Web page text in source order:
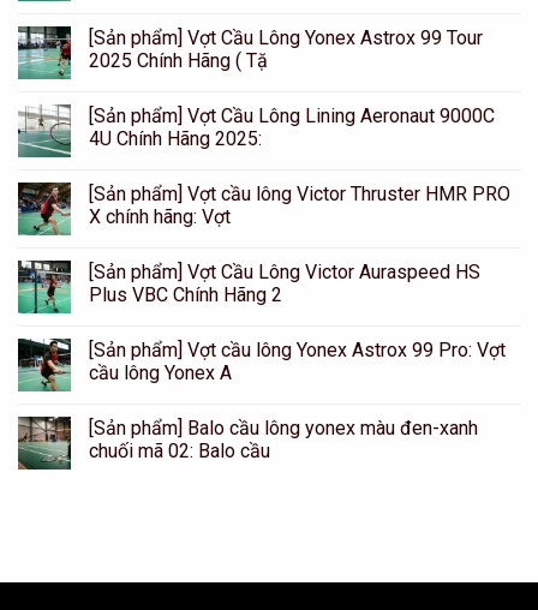
[Sản phẩm] Vợt Cầu Lông Yonex Astrox 99 Tour
2025 Chính Hãng ( Tặ
[Sản phẩm] Vợt Cầu Lông Lining Aeronaut 9000C
4U Chính Hãng 2025:
[Sản phẩm] Vợt cầu lông Victor Thruster HMR PRO
X chính hãng: Vợt
[Sản phẩm] Vợt Cầu Lông Victor Auraspeed HS
Plus VBC Chính Hãng 2
[Sản phẩm] Vợt cầu lông Yonex Astrox 99 Pro: Vợt
cầu lông Yonex A
[Sản phẩm] Balo cầu lông yonex màu đen-xanh
chuối mã 02: Balo cầu